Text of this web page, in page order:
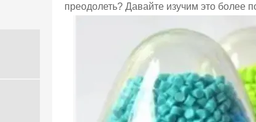
преодолеть? Давайте изучим это более